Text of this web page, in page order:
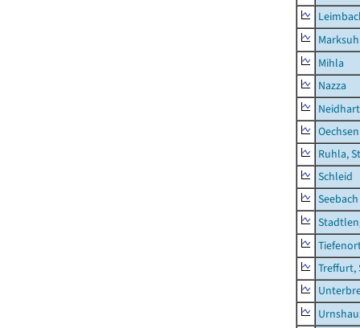
Mihla
Nazza
Oechsen
Ruhla,
Schleid
Seebach
Treffurt,